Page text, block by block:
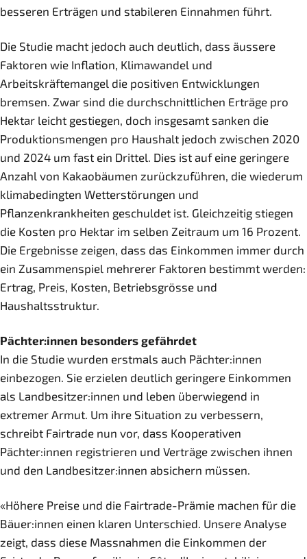
besseren Erträgen und stabileren Einnahmen führt.
Die Studie macht jedoch auch deutlich, dass äussere
Faktoren wie Inflation, Klimawandel und
Arbeitskräftemangel die positiven Entwicklungen
bremsen. Zwar sind die durchschnittlichen Erträge pro
Hektar leicht gestiegen, doch insgesamt sanken die
Produktionsmengen pro Haushalt jedoch zwischen 2020
und 2024 um fast ein Drittel. Dies ist auf eine geringere
Anzahl von Kakaobäumen zurückzuführen, die wiederum
klimabedingten Wetterstörungen und
Pflanzenkrankheiten geschuldet ist. Gleichzeitig stiegen
die Kosten pro Hektar im selben Zeitraum um 16 Prozent.
Die Ergebnisse zeigen, dass das Einkommen immer durch
ein Zusammenspiel mehrerer Faktoren bestimmt werden:
Ertrag, Preis, Kosten, Betriebsgrösse und
Haushaltsstruktur.
Pächter:innen besonders gefährdet
In die Studie wurden erstmals auch Pächter:innen
einbezogen. Sie erzielen deutlich geringere Einkommen
als Landbesitzer:innen und leben überwiegend in
extremer Armut. Um ihre Situation zu verbessern,
schreibt Fairtrade nun vor, dass Kooperativen
Pächter:innen registrieren und Verträge zwischen ihnen
und den Landbesitzer:innen absichern müssen.
«Höhere Preise und die Fairtrade-Prämie machen für die
Bäuer:innen einen klaren Unterschied. Unsere Analyse
zeigt, dass diese Massnahmen die Einkommen der